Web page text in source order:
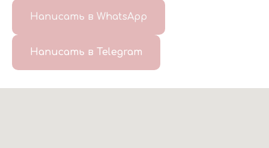
Написать в WhatsApp
Написать в Telegram